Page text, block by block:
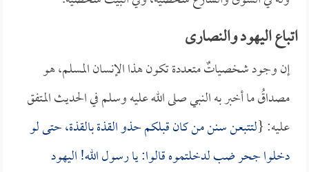
اتباع اليهود والنصارى
إن وجود شخصياتٌ متعددة تكون هذا الإنسان المسلم، هو
مصداقُ ما أخبر به النبي صلى الله عليه وسلم في الحديث المتفق
عليه: {لتتبعن سنن من كان قبلكم حذو القذة بالقذة، حتى لو
دخلوا جحر ضب لدخلتموه قالوا: يا رسول الله! اليهود